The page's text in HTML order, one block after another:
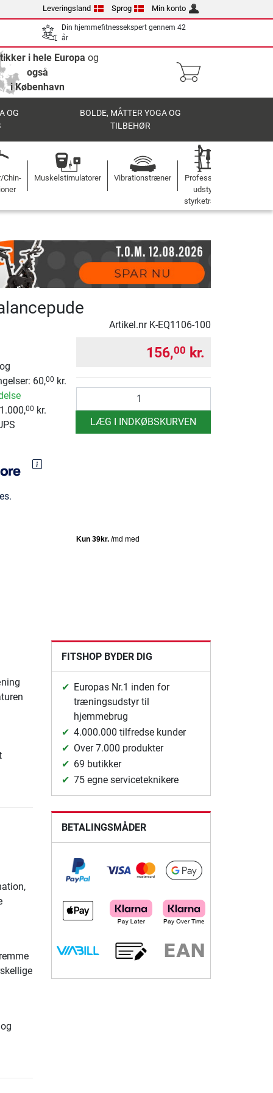
Leveringsland Sprog Min konto
Din hjemmefitnessekspert gennem 42
år
i hele Europa og
også
i København
OG
BOLDE, MÅTTER YOGA OG
TILBEHØR
Chin-
Muskelstimulatorer Vibrationstræner
Professionelt
udstyr til
styrketræning
Artikel.nr K-EQ1106-100
60,00 kr.
00 kr.
156,00 kr.
LÆG I INDKØBSKURVEN
FITSHOP BYDER DIG
Europas Nr.1 inden for
træningsudstyr til
hjemmebrug
4.000.000 tilfredse kunder
Over 7.000 produkter
69 butikker
75 egne serviceteknikere
BETALINGSMÅDER